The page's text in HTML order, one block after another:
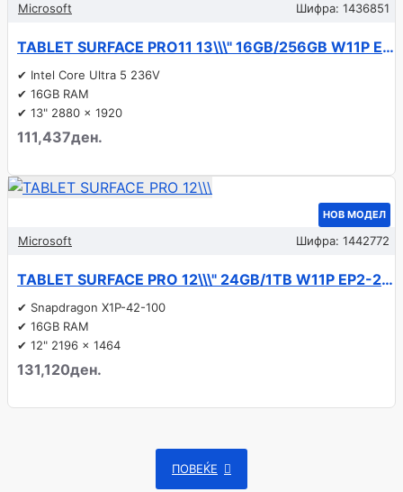
Microsoft Шифра: 1436851
TABLET SURFACE PRO11 13\\\" 16GB/256GB W11P EP2-20845 MICROSOFT
✔ Intel Core Ultra 5 236V
✔ 16GB RAM
✔ 13" 2880 x 1920
111,437ден.
НОВ МОДЕЛ
Microsoft Шифра: 1442772
TABLET SURFACE PRO 12\\\" 24GB/1TB W11P EP2-27305 MICROSOFT
✔ Snapdragon X1P-42-100
✔ 16GB RAM
✔ 12" 2196 x 1464
131,120ден.
ПОВЕЌЕ